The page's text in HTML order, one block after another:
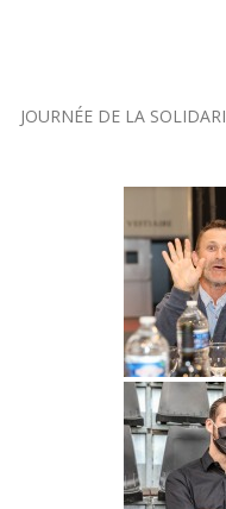
JOURNÉE DE LA